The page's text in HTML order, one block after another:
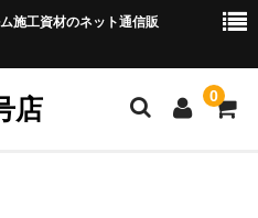
施工資材のネット通信販
店 0